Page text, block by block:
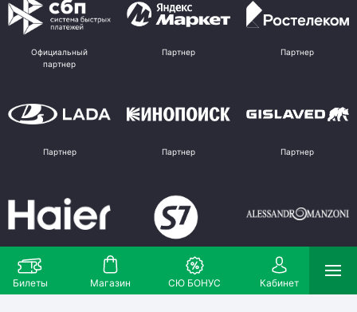
Билеты Магазин СЮ БОНУС Кабинет
Официальный
партнер
Партнер Партнер
Партнер Партнер Партнер